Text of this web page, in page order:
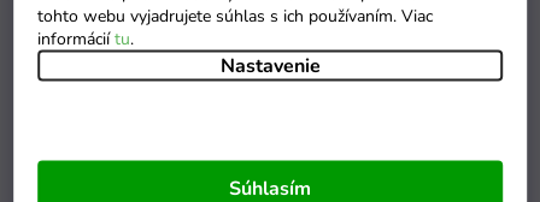
tohto webu vyjadrujete súhlas s ich používaním. Viac
informáciítu.
Nastavenie
Súhlasím